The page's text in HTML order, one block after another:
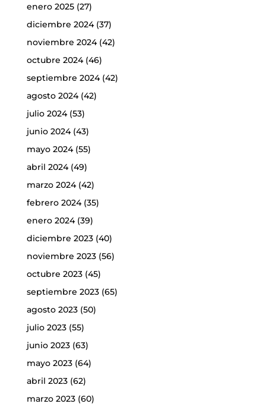
enero 2025(27)
diciembre 2024(37)
noviembre 2024(42)
octubre 2024(46)
septiembre 2024(42)
agosto 2024(42)
julio 2024(53)
junio 2024(43)
mayo 2024(55)
abril 2024(49)
marzo 2024(42)
febrero 2024(35)
enero 2024(39)
diciembre 2023(40)
noviembre 2023(56)
octubre 2023(45)
septiembre 2023(65)
agosto 2023(50)
julio 2023(55)
junio 2023(63)
mayo 2023(64)
abril 2023(62)
marzo 2023(60)